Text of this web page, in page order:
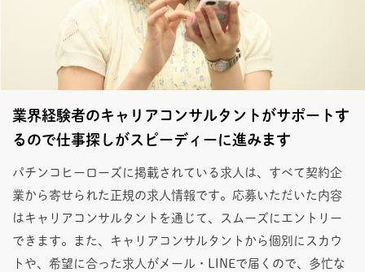
業界経験者のキャリアコンサルタントがサポートす
るので仕事探しがスピーディーに進みます
パチンコヒーローズに掲載されている求人は、すべて契約企
業から寄せられた正規の求人情報です。応募いただいた内容
はキャリアコンサルタントを通じて、スムーズにエントリー
できます。また、キャリアコンサルタントから個別にスカウ
トや、希望に合った求人がメール・LINEで届くので、多忙な